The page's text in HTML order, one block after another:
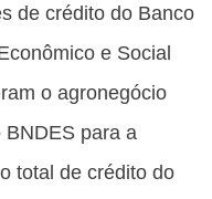
de crédito do Banco
e Social
o agronegócio
para a
total de crédito do